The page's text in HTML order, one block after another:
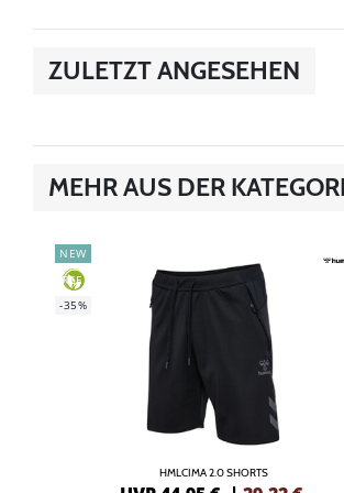
ZULETZT ANGESEHEN
MEHR AUS DER
NEW
GREEN
-35%
HMLCIMA 2.0 SHORTS